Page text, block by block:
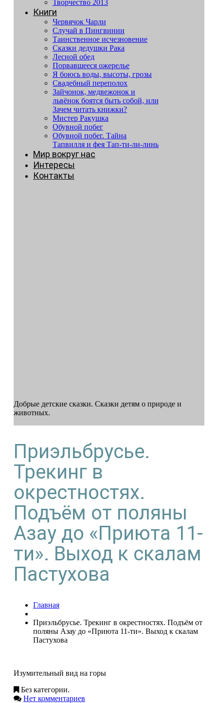
Творчество 2013
Книги
Червячок Чарли
Случай в Пингвинии
Таинственное исчезновение
Сказки дедушки Рака
Лесной обед
Порвавшееся ожерелье
Я боюсь воды, высоты, грозы
Свадебный переполох
Зайчонок, медвежонок и
львёнок боятся быть собой, или
Зачем читать книжки?
Мистер Ракушка
Обувной побег
Обувной побег. Тайна
Тапвилля и фея Тап-ти-ли-линь
Мир вокруг нас
Интересы
Контакты
Добрые детские сказки. Сказки детям о природе и
животных.
Приэльбрусье.
Трекинг в
окрестностях.
Подъём от поляны
Азау до «Приюта 11-
ти». Выход к скалам
Пастухова
Главная
Приэльбрусье. Трекинг в окрестностях. Подъём от
поляны Азау до «Приюта 11-ти». Выход к скалам
Пастухова
Изумительный вид на горы
Без категории.
Нет комментариев